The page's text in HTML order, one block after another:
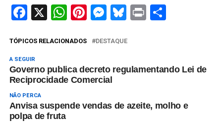
Facebook
X WhatsApp
Pinterest
Messenger
Bluesky
PrintShare
TÓPICOS RELACIONADOS DESTAQUE
A SEGUIR
Governo publica decreto regulamentando Lei de
Reciprocidade Comercial
NÃO PERCA
Anvisa suspende vendas de azeite, molho e
polpa de fruta